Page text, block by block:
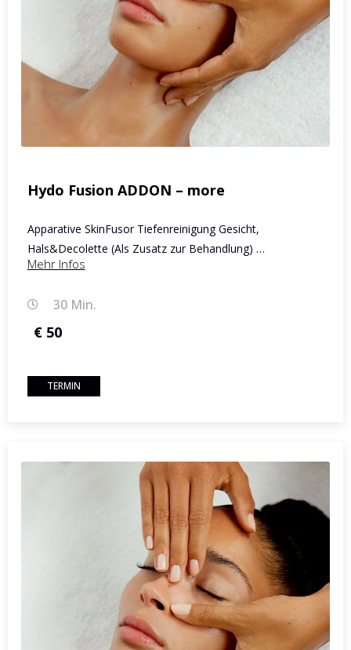
Hydo Fusion ADDON – more
Apparative SkinFusor Tiefenreinigung Gesicht,
Hals&Decolette (Als Zusatz zur Behandlung) …
Mehr Infos
30 Min.
€ 50
TERMIN